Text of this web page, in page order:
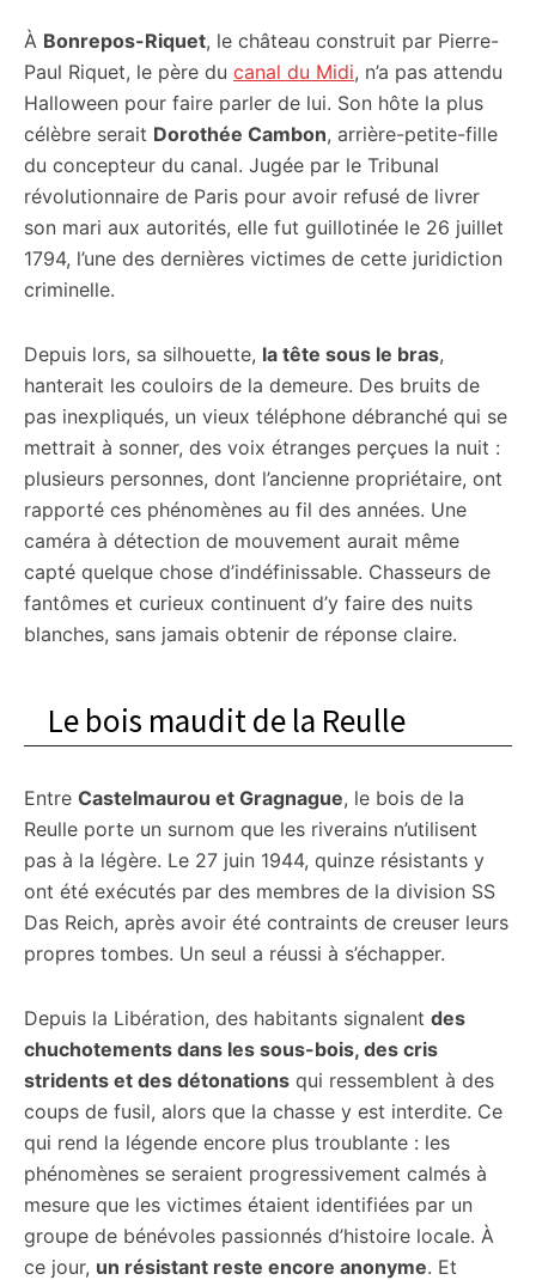
À Bonrepos-Riquet, le château construit par Pierre-
Paul Riquet, le père du canal du Midi, n’a pas attendu
Halloween pour faire parler de lui. Son hôte la plus
célèbre serait Dorothée Cambon, arrière-petite-fille
du concepteur du canal. Jugée par le Tribunal
révolutionnaire de Paris pour avoir refusé de livrer
son mari aux autorités, elle fut guillotinée le 26 juillet
1794, l’une des dernières victimes de cette juridiction
criminelle.
Depuis lors, sa silhouette, la tête sous le bras,
hanterait les couloirs de la demeure. Des bruits de
pas inexpliqués, un vieux téléphone débranché qui se
mettrait à sonner, des voix étranges perçues la nuit :
plusieurs personnes, dont l’ancienne propriétaire, ont
rapporté ces phénomènes au fil des années. Une
caméra à détection de mouvement aurait même
capté quelque chose d’indéfinissable. Chasseurs de
fantômes et curieux continuent d’y faire des nuits
blanches, sans jamais obtenir de réponse claire.
Le bois maudit de la Reulle
Entre Castelmaurou et Gragnague, le bois de la
Reulle porte un surnom que les riverains n’utilisent
pas à la légère. Le 27 juin 1944, quinze résistants y
ont été exécutés par des membres de la division SS
Das Reich, après avoir été contraints de creuser leurs
propres tombes. Un seul a réussi à s’échapper.
Depuis la Libération, des habitants signalent des
chuchotements dans les sous-bois, des cris
stridents et des détonations qui ressemblent à des
coups de fusil, alors que la chasse y est interdite. Ce
qui rend la légende encore plus troublante : les
phénomènes se seraient progressivement calmés à
mesure que les victimes étaient identifiées par un
groupe de bénévoles passionnés d’histoire locale. À
ce jour, un résistant reste encore anonyme. Et